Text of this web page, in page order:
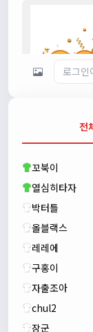
새해 복많이 받
자출조아00:23:55
전
꼬북이
열심히타자
박터틀
올블랙스
레레에
구홍이
자출조아
chul2
장군